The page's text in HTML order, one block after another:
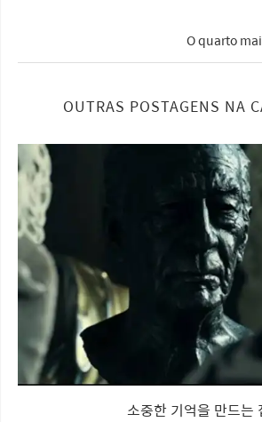
O quarto
OUTRAS POSTAGENS NA
소중한 기억을 만드는